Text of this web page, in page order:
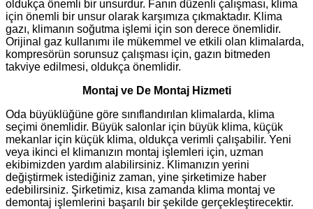
oldukça önemli bir unsurdur. Fanın düzenli çalışması, klima
için önemli bir unsur olarak karşımıza çıkmaktadır. Klima
gazı, klimanın soğutma işlemi için son derece önemlidir.
Orijinal gaz kullanımı ile mükemmel ve etkili olan klimalarda,
kompresörün sorunsuz çalışması için, gazın bitmeden
takviye edilmesi, oldukça önemlidir.
Montaj ve De Montaj Hizmeti
Oda büyüklüğüne göre sınıflandırılan klimalarda, klima
seçimi önemlidir. Büyük salonlar için büyük klima, küçük
mekanlar için küçük klima, oldukça verimli çalışabilir. Yeni
veya ikinci el klimanızın montaj işlemleri için, uzman
ekibimizden yardım alabilirsiniz. Klimanızın yerini
değiştirmek istediğiniz zaman, yine şirketimize haber
edebilirsiniz. Şirketimiz, kısa zamanda klima montaj ve
demontaj işlemlerini başarılı bir şekilde gerçekleştirecektir.